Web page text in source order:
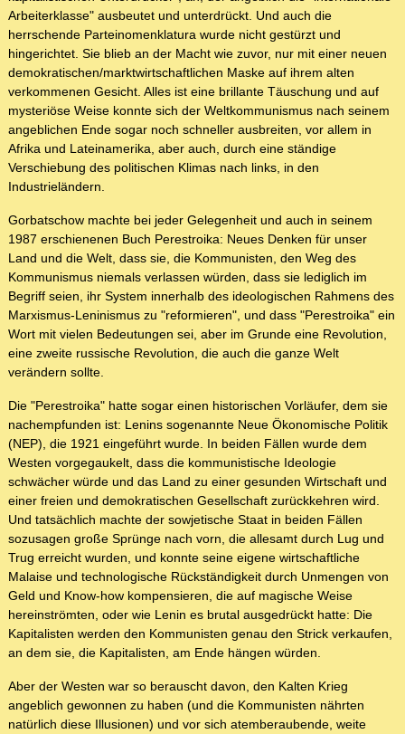
Arbeiterklasse" ausbeutet und unterdrückt. Und auch die
herrschende Parteinomenklatura wurde nicht gestürzt und
hingerichtet. Sie blieb an der Macht wie zuvor, nur mit einer neuen
demokratischen/marktwirtschaftlichen Maske auf ihrem alten
verkommenen Gesicht. Alles ist eine brillante Täuschung und auf
mysteriöse Weise konnte sich der Weltkommunismus nach seinem
angeblichen Ende sogar noch schneller ausbreiten, vor allem in
Afrika und Lateinamerika, aber auch, durch eine ständige
Verschiebung des politischen Klimas nach links, in den
Industrieländern.
Gorbatschow machte bei jeder Gelegenheit und auch in seinem
1987 erschienenen Buch Perestroika: Neues Denken für unser
Land und die Welt, dass sie, die Kommunisten, den Weg des
Kommunismus niemals verlassen würden, dass sie lediglich im
Begriff seien, ihr System innerhalb des ideologischen Rahmens des
Marxismus-Leninismus zu "reformieren", und dass "Perestroika" ein
Wort mit vielen Bedeutungen sei, aber im Grunde eine Revolution,
eine zweite russische Revolution, die auch die ganze Welt
verändern sollte.
Die "Perestroika" hatte sogar einen historischen Vorläufer, dem sie
nachempfunden ist: Lenins sogenannte Neue Ökonomische Politik
(NEP), die 1921 eingeführt wurde. In beiden Fällen wurde dem
Westen vorgegaukelt, dass die kommunistische Ideologie
schwächer würde und das Land zu einer gesunden Wirtschaft und
einer freien und demokratischen Gesellschaft zurückkehren wird.
Und tatsächlich machte der sowjetische Staat in beiden Fällen
sozusagen große Sprünge nach vorn, die allesamt durch Lug und
Trug erreicht wurden, und konnte seine eigene wirtschaftliche
Malaise und technologische Rückständigkeit durch Unmengen von
Geld und Know-how kompensieren, die auf magische Weise
hereinströmten, oder wie Lenin es brutal ausgedrückt hatte: Die
Kapitalisten werden den Kommunisten genau den Strick verkaufen,
an dem sie, die Kapitalisten, am Ende hängen würden.
Aber der Westen war so berauscht davon, den Kalten Krieg
angeblich gewonnen zu haben (und die Kommunisten nährten
natürlich diese Illusionen) und vor sich atemberaubende, weite